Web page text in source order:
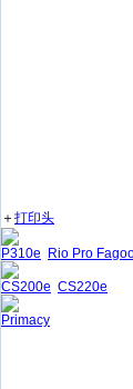
＋打印头
P310e Rio Pro
CS200e CS220e
Primacy